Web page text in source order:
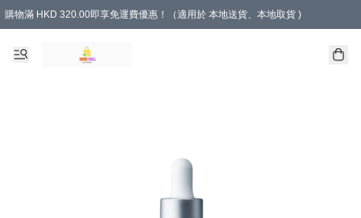
購物滿 HKD 320.00即享免運費優惠！（適用於 本地送貨、本地取貨 )